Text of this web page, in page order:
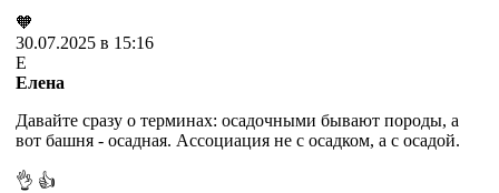
🧡
30.07.2025 в 15:16
Е
Елена
Давайте сразу о терминах: осадочными бывают породы, а
вот башня - осадная. Ассоциация не с осадком, а с осадой.
👌 👍